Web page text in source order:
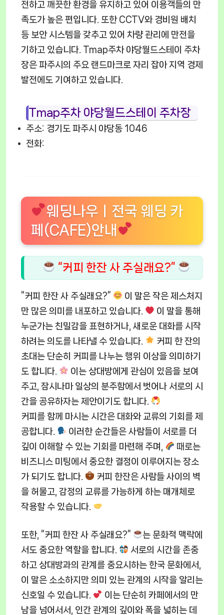
전하고 깨끗한 환경을 유지하고 있어 이용객들의 만
족도가 높은 편입니다. 또한 CCTV와 경비원 배치
등 보안 시스템을 갖추고 있어 차량 관리에 만전을
기하고 있습니다. Tmap주차 야당월드스테이 주차
장은 파주시의 주요 랜드마크로 자리 잡아 지역 경제
발전에도 기여하고 있습니다.
Tmap주차 야당월드스테이 주차장
주소: 경기도 파주시 야당동 1046
전화:
웨딩나우ㅣ전국 웨딩 카
페(CAFE)안내
“커피 한잔 사 주실래요?”
“커피 한잔 사 주실래요?”
이 말은 작은 제스처지
만 많은 의미를 내포하고 있습니다.
이 말을 통해
누군가는 친밀감을 표현하거나, 새로운 대화를 시작
하려는 의도를 나타낼 수 있습니다.
커피 한 잔의
초대는 단순히 커피를 나누는 행위 이상을 의미하기
도 합니다.
이는 상대방에게 관심이 있음을 보여
주고, 잠시나마 일상의 분주함에서 벗어나 서로의 시
간을 공유하자는 제안이기도 합니다.
커피를 함께 마시는 시간은 대화와 교류의 기회를 제
공합니다.
이러한 순간들은 사람들이 서로를 더
깊이 이해할 수 있는 기회를 마련해 주며,
때로는
비즈니스 미팅에서 중요한 결정이 이루어지는 장소
가 되기도 합니다.
커피 한잔은 사람들 사이의 벽
을 허물고, 감정의 교류를 가능하게 하는 매개체로
작용할 수 있습니다.
또한, “커피 한잔 사 주실래요?”
는 문화적 맥락에
서도 중요한 역할을 합니다.
서로의 시간을 존중
하고 상대방과의 관계를 중요시하는 한국 문화에서,
이 말은 소소하지만 의미 있는 관계의 시작을 알리는
신호일 수 있습니다.
이는 단순히 카페에서의 만
남을 넘어서서, 인간 관계의 깊이와 폭을 넓히는 데